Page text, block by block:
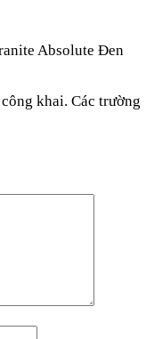
Absolute Đen
khai. Các trường